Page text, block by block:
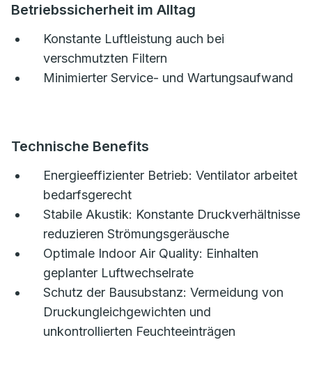
Betriebssicherheit im Alltag
Konstante Luftleistung auch bei
verschmutzten Filtern
Minimierter Service- und Wartungsaufwand
Technische Benefits
Energieeffizienter Betrieb: Ventilator arbeitet
bedarfsgerecht
Stabile Akustik: Konstante Druckverhältnisse
reduzieren Strömungsgeräusche
Optimale Indoor Air Quality: Einhalten
geplanter Luftwechselrate
Schutz der Bausubstanz: Vermeidung von
Druckungleichgewichten und
unkontrollierten Feuchteeinträgen